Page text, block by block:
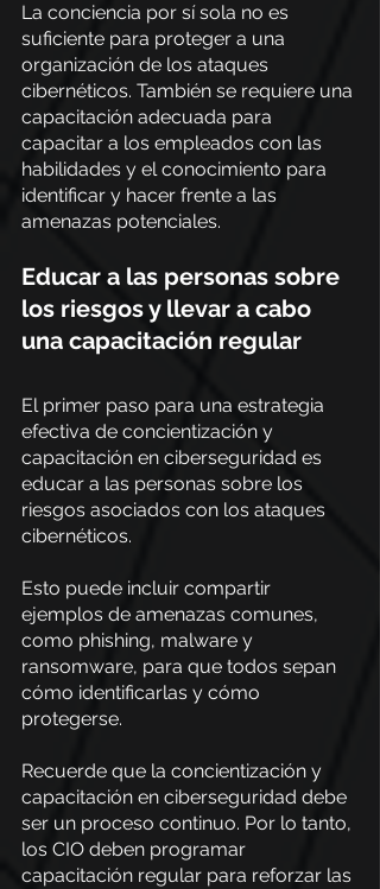
La conciencia por sí sola no es
suficiente para proteger a una
organización de los ataques
cibernéticos. También se requiere una
capacitación adecuada para
capacitar a los empleados con las
habilidades y el conocimiento para
identificar y hacer frente a las
amenazas potenciales.
Educar a las personas sobre
los riesgos y llevar a cabo
una capacitación regular
El primer paso para una estrategia
efectiva de concientización y
capacitación en ciberseguridad es
educar a las personas sobre los
riesgos asociados con los ataques
cibernéticos.
Esto puede incluir compartir
ejemplos de amenazas comunes,
como phishing, malware y
ransomware, para que todos sepan
cómo identificarlas y cómo
protegerse.
Recuerde que la concientización y
capacitación en ciberseguridad debe
ser un proceso continuo. Por lo tanto,
los CIO deben programar
capacitación regular para reforzar las